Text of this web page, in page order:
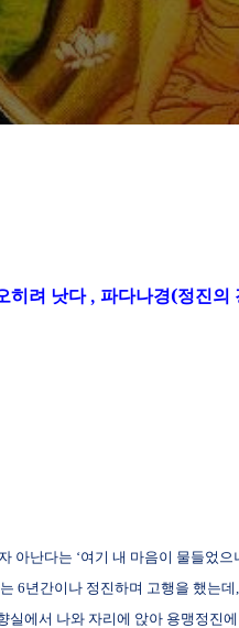
히려 낫다, 파다나경(정진의
아난다는 ‘여기 내 마음이 물들었으
6년간이나 정진하며 고행을 했는데,
실에서 나와 자리에 앉아 용맹정진